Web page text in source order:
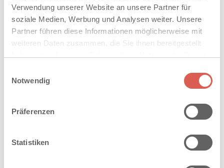
Verwendung unserer Website an unsere Partner für
soziale Medien, Werbung und Analysen weiter. Unsere
Partner führen diese Informationen möglicherweise mit
weiteren Daten zusammen, die Sie ihnen bereitgestellt
Cookies, wenn Sie unsere Webseite weiterhin nutzen.
Notwendig
Präferenzen
Statistiken